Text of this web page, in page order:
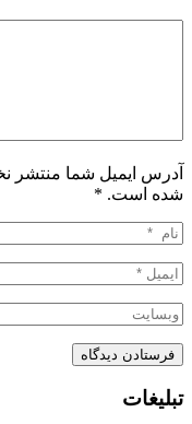
آدرس ایمیل شما منتشر
شده است. *
تبلیغات